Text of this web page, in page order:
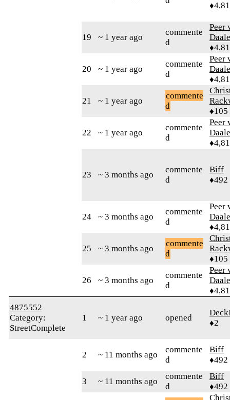
19 ~ 1 year ago
commente
d
Peer
20 ~ 1 year ago
commente
d
Peer
21 ~ 1 year ago
commente
d
♦105
22 ~ 1 year ago
commente
d
Peer
23 ~ 3 months ago
commente
d
Biff
♦492
24 ~ 3 months ago
commente
d
Peer
25 ~ 3 months ago
commente
d
♦105
26 ~ 3 months ago
commente
d
Peer
4875552
Category:
StreetComplete
1 ~ 1 year ago opened
♦2
2 ~ 11 months ago
commente
d
Biff
♦492
3 ~ 11 months ago
commente
d
Biff
♦492